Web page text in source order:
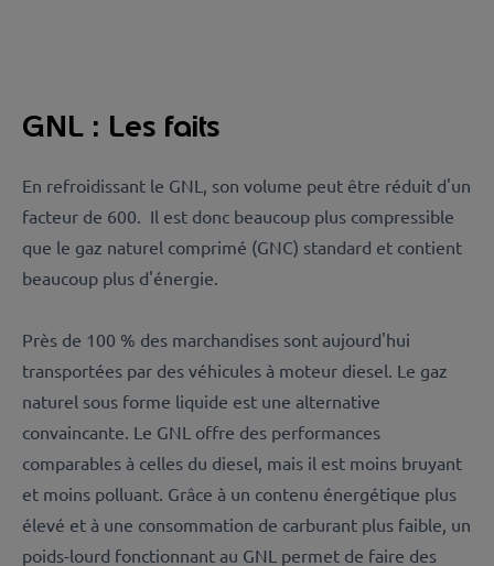
GNL : Les faits
En refroidissant le GNL, son volume peut être réduit d'un
facteur de 600. Il est donc beaucoup plus compressible
que le gaz naturel comprimé (GNC) standard et contient
beaucoup plus d'énergie.
Près de 100 % des marchandises sont aujourd'hui
transportées par des véhicules à moteur diesel. Le gaz
naturel sous forme liquide est une alternative
convaincante. Le GNL offre des performances
comparables à celles du diesel, mais il est moins bruyant
et moins polluant. Grâce à un contenu énergétique plus
élevé et à une consommation de carburant plus faible, un
poids-lourd fonctionnant au GNL permet de faire des